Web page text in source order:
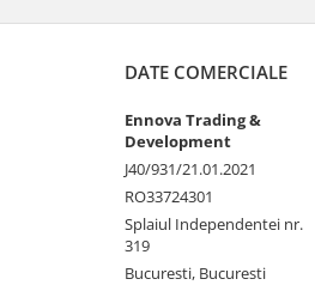
DATE COMERCIALE
Ennova Trading &
Development
J40/931/21.01.2021
RO33724301
Splaiul Independentei nr.
319
Bucuresti, Bucuresti